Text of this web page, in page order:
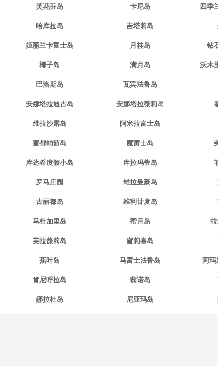
芙花芬岛 卡尼岛 四季
哈库拉岛 吉塔莉岛
姬丽兰卡富士岛 月桂岛 钻
椰子岛 满月岛 沃木
巴洛斯岛 瓦宾法鲁岛
安娜塔拉迪古岛 安娜塔拉薇莉岛
维拉沙露岛 阿米拉富士岛
蜜都帕茹岛 魔富士岛
库达希度假小岛 库拉玛蒂岛
罗马庄园 维拉曼豪岛
古丽都岛 维利甘度岛
马杜加里岛 蜜月岛
芙拉薇莉岛 蜜莉喜岛
蕉叶岛 马富士法鲁岛 阿
肯尼呼拉岛 翡诺岛
娜拉杜岛 尼亚玛岛